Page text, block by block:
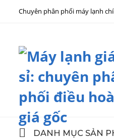
Chuyên phân phối máy lạnh
DANH MỤC SẢN